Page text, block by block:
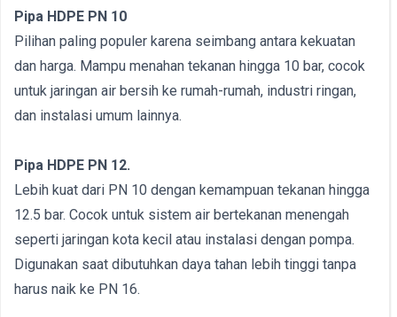
Pipa HDPE PN 10
Pilihan paling populer karena seimbang antara kekuatan
dan harga. Mampu menahan tekanan hingga 10 bar, cocok
untuk jaringan air bersih ke rumah-rumah, industri ringan,
dan instalasi umum lainnya.
Pipa HDPE PN 12.
Lebih kuat dari PN 10 dengan kemampuan tekanan hingga
12.5 bar. Cocok untuk sistem air bertekanan menengah
seperti jaringan kota kecil atau instalasi dengan pompa.
Digunakan saat dibutuhkan daya tahan lebih tinggi tanpa
harus naik ke PN 16.